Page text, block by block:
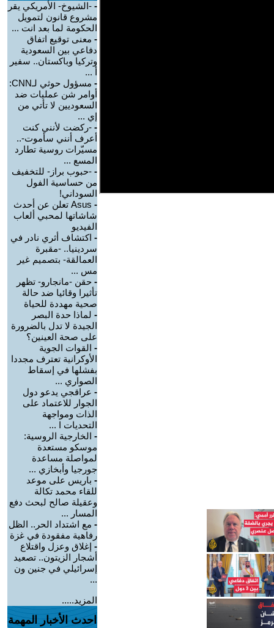
- -الشيوخ- الأمريكي يقر
مشروع قانون لتمويل
الحكومة لما بعد انت ...
- معنى توقيع اتفاق
دفاعي بين السعودية
وتركيا وباكستان.. سفير
أ ...
-
مسؤول حوثي لـCNN:
أوامر شن عمليات ضد
السعوديين لا تأتي من
إي ...
- -ركضت لأنني كنت
أعرف أنني سأموت-..
مسيّرات روسية تطارد
المسع ...
- -حبوب براز- للتخفيف
من حساسية الفول
السوداني!
-
Asus تعلن عن أحدث
شاشاتها لمحبي ألعاب
الفيديو
- اكتشاف أثري نادر في
سردينيا.. -مقبرة
العمالقة- بتصميم غير
مس ...
- حقن -مانجارو- تظهر
تأثيرا وقائيا ضد حالة
صحية مهددة للحياة
- لماذا حدة البصر
الجيدة لا تدل بالضرورة
على صحة العينين؟
- القوات الجوية
الأوكرانية تعترف مجددا
بفشلها في إسقاط
الصواري ...
- عراقجي يدعو دول
الجوار للاعتماد على
الذات ومواجهة
التحديات ا ...
- الخارجية الروسية:
موسكو مستعدة
لمواصلة مساعدة
جورجيا وأبخازي ...
- باريس على موعد
للقاء محمد تكالة
وعقيلة صالح لبحث دفع
المسار ...
- مع اشتداد الحر.. الظل
رفاهية مفقودة في غزة
- إغلاق وعزل واقتلاع
أشجار الزيتون.. تصعيد
إسرائيلي في جنين ون
...
المزيد.....
احدث الأخبار المهمة